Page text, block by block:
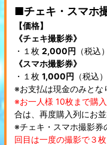
■チェキ・スマホ
【価格】
《チェキ撮影券》
・１枚 2,000円 （税込）
《スマホ撮影券》
・１枚 1,000円 （税込）
※お支払は現金のみとな
※お一人様 10枚まで購入
合は、再度購入列にお並
※チェキ・スマホ撮影券
回目は一度の撮影で３